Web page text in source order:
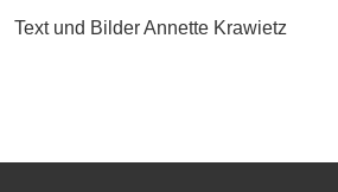
Text und Bilder Annette Krawietz